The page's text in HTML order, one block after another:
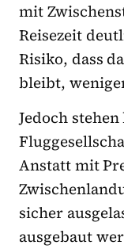
mit
Reisezeit
Risiko, dass
bleibt,
Jedoch
Anstatt mit
sicher
ausgebaut